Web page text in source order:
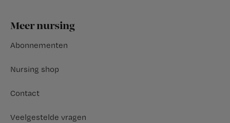
Footer
Meer nursing
Abonnementen
Nursing shop
Contact
Veelgestelde vragen